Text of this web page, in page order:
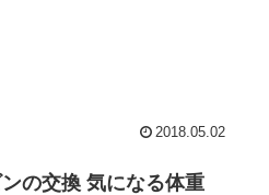
2018.05.02
の交換 気になる体重